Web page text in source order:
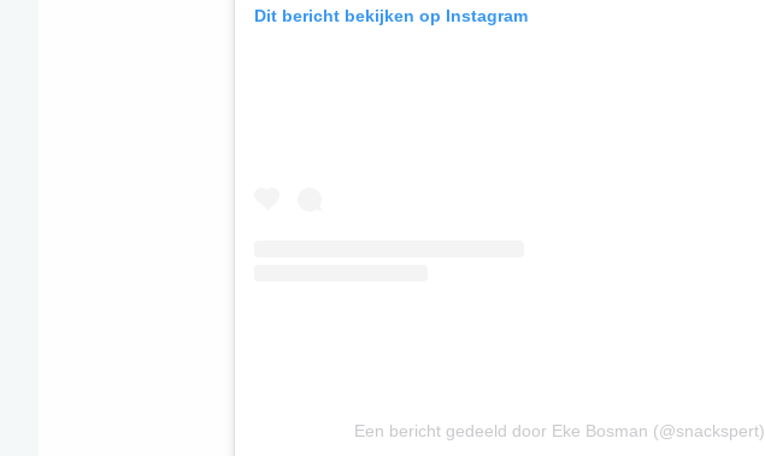
Dit bericht bekijken op Instagram
Een bericht gedeeld door Eke Bosman (@snackspert)